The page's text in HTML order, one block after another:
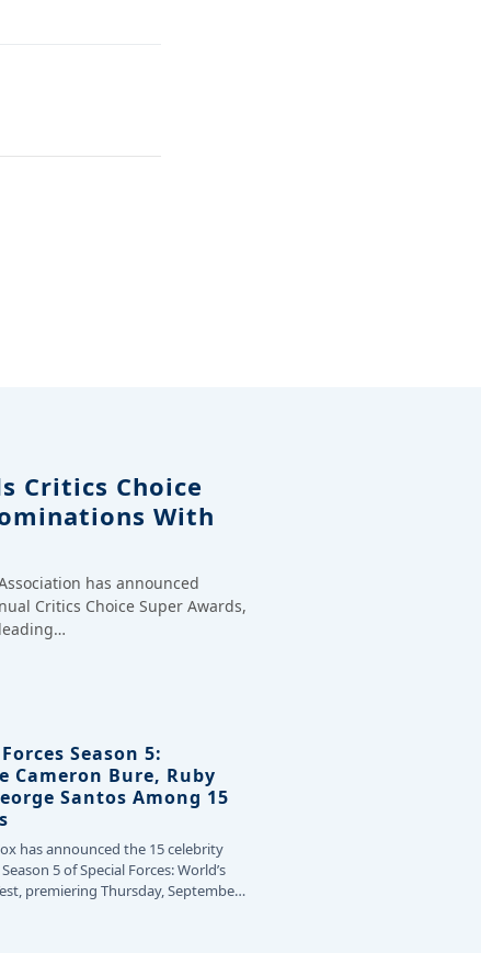
Critics Choice
With
has announced
Critics Choice Super Awards,
leading…
Season 5:
Cameron Bure, Ruby
Santos Among 15
has announced the 15 celebrity
5 of Special Forces: World’s
premiering Thursday, September